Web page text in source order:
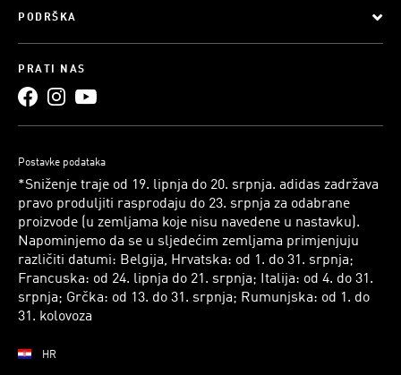
PODRŠKA
PRATI NAS
Postavke podataka
*Sniženje traje od 19. lipnja do 20. srpnja. adidas zadržava
pravo produljiti rasprodaju do 23. srpnja za odabrane
proizvode (u zemljama koje nisu navedene u nastavku).
Napominjemo da se u sljedećim zemljama primjenjuju
različiti datumi: Belgija, Hrvatska: od 1. do 31. srpnja;
Francuska: od 24. lipnja do 21. srpnja; Italija: od 4. do 31.
srpnja; Grčka: od 13. do 31. srpnja; Rumunjska: od 1. do
31. kolovoza
HR